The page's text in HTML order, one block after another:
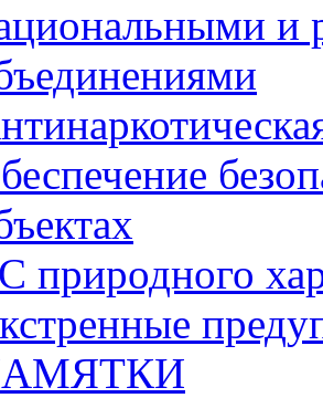
и
природного